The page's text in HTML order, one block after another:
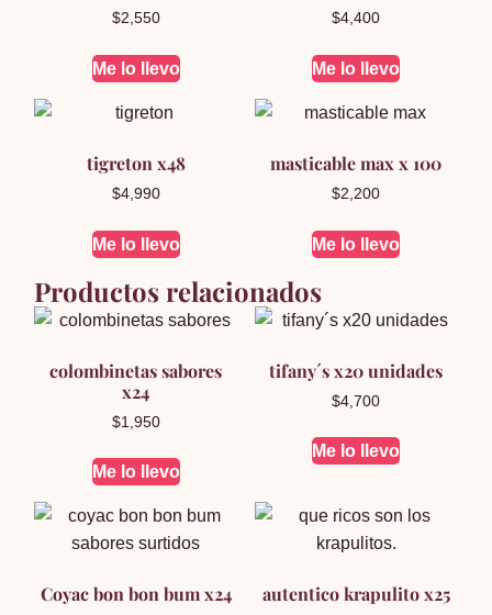
$2,550
Me lo llevo
$4,400
Me lo llevo
tigreton x48
$4,990
Me lo llevo
masticable max x 100
$2,200
Me lo llevo
Productos relacionados
colombinetas sabores
x24
$1,950
Me lo llevo
tifany´s x20 unidades
$4,700
Me lo llevo
Coyac bon bon bum x24 autentico krapulito x25